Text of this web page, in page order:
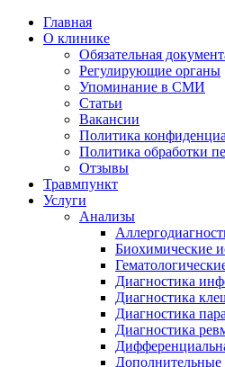
Главная
О клинике
Обязательная
Регулирующие органы
Упоминание в СМИ
Статьи
Вакансии
Политика
Политика обработки
Отзывы
Травмпункт
Услуги
Анализы
Биохимические
Диагностика
Диагностика
Диагностика
Диагностика
Дополнительные